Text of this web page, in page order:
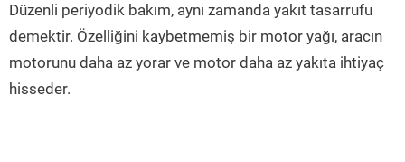
Düzenli periyodik bakım, aynı zamanda yakıt tasarrufu
demektir. Özelliğini kaybetmemiş bir motor yağı, aracın
motorunu daha az yorar ve motor daha az yakıta ihtiyaç
hisseder.